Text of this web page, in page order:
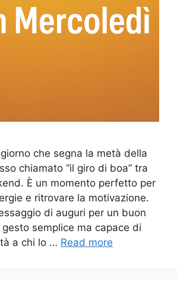
che segna la metà della
chiamato “il giro di boa” tra
È un momento perfetto per
e ritrovare la motivazione.
di auguri per un buon
semplice ma capace di
a chi lo … Read more